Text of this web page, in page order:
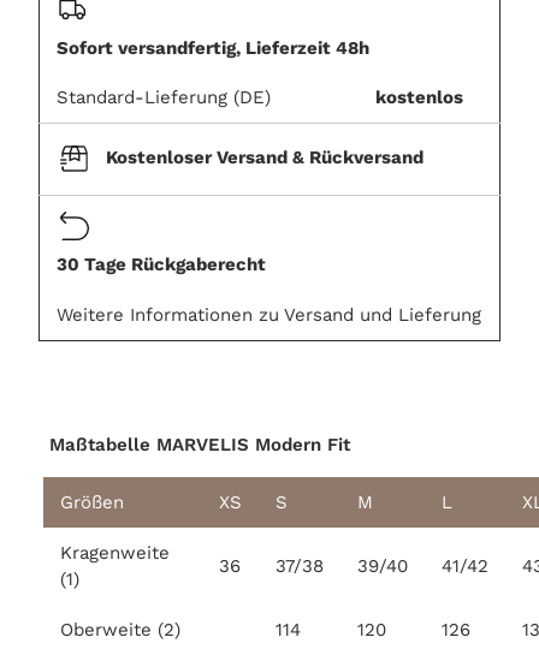
Sofort versandfertig, Lieferzeit 48h
Standard-Lieferung (DE) kostenlos
Kostenloser Versand & Rückversand
30 Tage Rückgaberecht
Weitere Informationen zu Versand und Lieferung
Maßtabelle MARVELIS Modern Fit
Größen XS S M L
Kragenweite
(1)
36 37/38 39/40 41/42
Oberweite (2) 114 120 126